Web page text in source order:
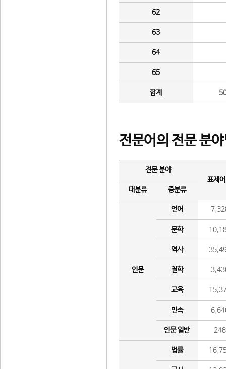
62
63
64
65
합계
전문어의 전문 분
전문 분야
표제
대분류
중분류
인문
언어
문학
역사
철학
교육
민속
인문 일반 248
법률